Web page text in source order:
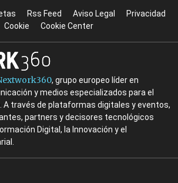
Rss Feed Aviso Legal
Privacidad
Cookie
Cookie Center
, grupo europeo líder en
y medios especializados para el
A través de plataformas digitales y eventos,
partners y decisores tecnológicos
Digital, la Innovación y el